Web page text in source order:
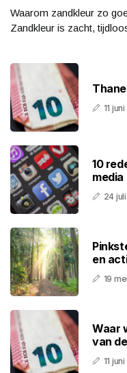
Waarom zandkleur zo
Zandkleur is zacht,
11
10
media
24
en
19
Waar
van
11